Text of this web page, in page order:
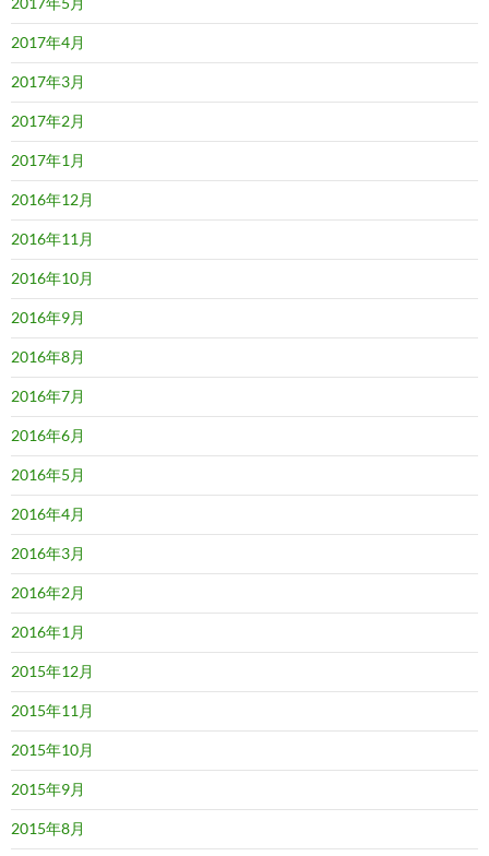
2017年4月
2017年3月
2017年2月
2017年1月
2016年12月
2016年11月
2016年10月
2016年9月
2016年8月
2016年7月
2016年6月
2016年5月
2016年4月
2016年3月
2016年2月
2016年1月
2015年12月
2015年11月
2015年10月
2015年9月
2015年8月